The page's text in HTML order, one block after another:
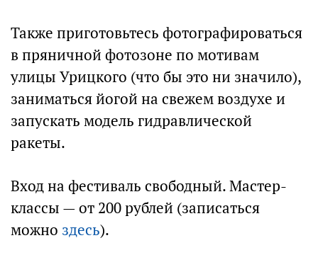
Также приготовьтесь фотографироваться
в пряничной фотозоне по мотивам
улицы Урицкого (что бы это ни значило),
заниматься йогой на свежем воздухе и
запускать модель гидравлической
ракеты.
Вход на фестиваль свободный. Мастер-
классы — от 200 рублей (записаться
можно здесь).